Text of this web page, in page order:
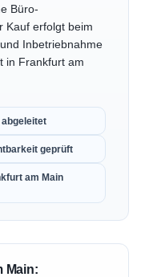
Büro-
Kauf erfolgt beim
Inbetriebnahme
in Frankfurt am
geprüft
am Main
Main: